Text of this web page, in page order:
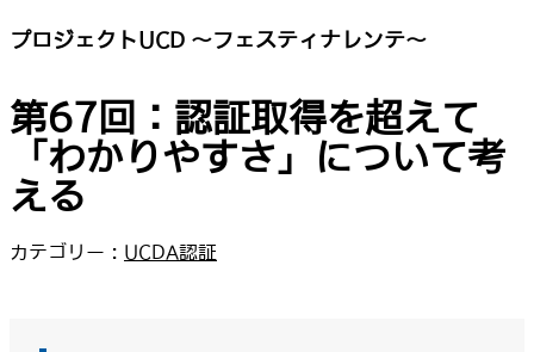
プロジェクトUCD 〜フェスティナレンテ〜
第67回：認証取得を超えて
「わかりやすさ」について考
える
カテゴリー : UCDA認証